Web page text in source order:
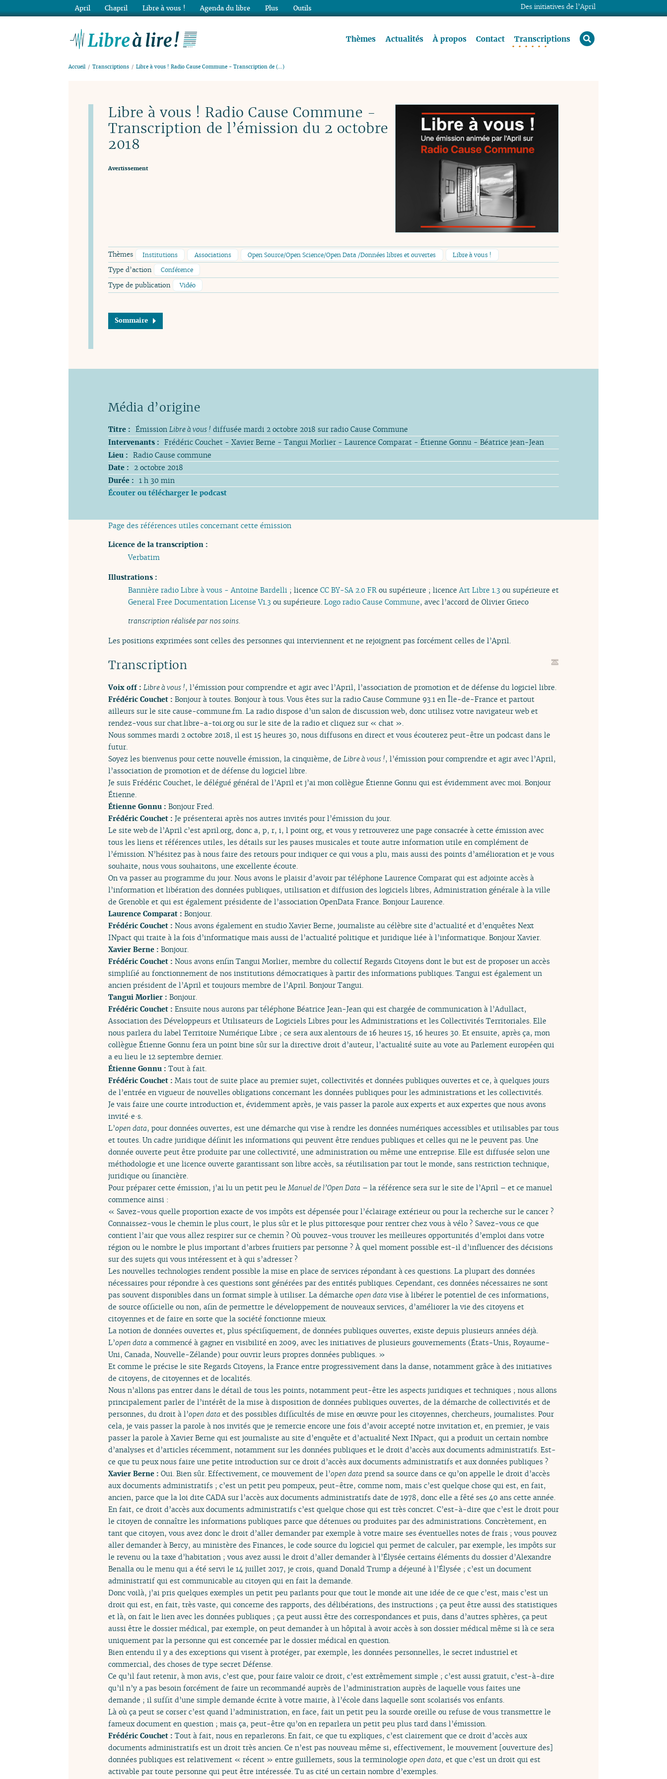
Thèmes Actualités À propos Contact Transcriptions rechercher
Accueil Transcriptions Libre à vous ! Radio Cause Commune - Transcription de (…)
Libre à vous ! Radio Cause Commune -
Transcription de l’émission du 2 octobre
2018
Avertissement
Thèmes Institutions Associations Open Source/Open Science/Open Data /Données libres et ouvertes Libre à vous !
Type d’action Conférence
Type de publication Vidéo
Sommaire
Titre : Émission Libre à vous ! diffusée mardi 2 octobre 2018 sur radio Cause Commune
Intervenants : Frédéric Couchet - Xavier Berne - Tangui Morlier - Laurence Comparat - Étienne Gonnu - Béatrice jean-Jean
Lieu : Radio Cause commune
Date :
2 octobre 2018
Durée : 1 h 30 min
Écouter ou télécharger le podcast
Page des références utiles concernant cette émission
Licence de la transcription :
Verbatim
Illustrations :
Bannière radio Libre à vous - Antoine Bardelli ; licence CC BY-SA 2.0 FR ou supérieure ; licence Art Libre 1.3 ou supérieure et
General Free Documentation License V1.3 ou supérieure. Logo radio Cause Commune, avec l’accord de Olivier Grieco
transcription réalisée par nos soins.
Les positions exprimées sont celles des personnes qui interviennent et ne rejoignent pas forcément celles de l’April.
Transcription
Voix off : Libre à vous !, l’émission pour comprendre et agir avec l’April, l’association de promotion et de défense du logiciel libre.
Frédéric Couchet : Bonjour à toutes. Bonjour à tous. Vous êtes sur la radio Cause Commune 93.1 en Île-de-France et partout
ailleurs sur le site cause-commune.fm. La radio dispose d’un salon de discussion web, donc utilisez votre navigateur web et
rendez-vous sur chat.libre-a-toi.org ou sur le site de la radio et cliquez sur « chat ».
Nous sommes mardi 2 octobre 2018, il est 15 heures 30, nous diffusons en direct et vous écouterez peut-être un podcast dans le
futur.
Soyez les bienvenus pour cette nouvelle émission, la cinquième, de Libre à vous !, l’émission pour comprendre et agir avec l’April,
l’association de promotion et de défense du logiciel libre.
Je suis Frédéric Couchet, le délégué général de l’April et j’ai mon collègue Étienne Gonnu qui est évidemment avec moi. Bonjour
Étienne.
Étienne Gonnu : Bonjour Fred.
Frédéric Couchet : Je présenterai après nos autres invités pour l’émission du jour.
Le site web de l’April c’est april.org, donc a, p, r, i, l point org, et vous y retrouverez une page consacrée à cette émission avec
tous les liens et références utiles, les détails sur les pauses musicales et toute autre information utile en complément de
l’émission. N’hésitez pas à nous faire des retours pour indiquer ce qui vous a plu, mais aussi des points d’amélioration et je vous
souhaite, nous vous souhaitons, une excellente écoute.
On va passer au programme du jour. Nous avons le plaisir d’avoir par téléphone Laurence Comparat qui est adjointe accès à
l’information et libération des données publiques, utilisation et diffusion des logiciels libres, Administration générale à la ville
de Grenoble et qui est également présidente de l’association OpenData France. Bonjour Laurence.
Laurence Comparat : Bonjour.
Frédéric Couchet : Nous avons également en studio Xavier Berne, journaliste au célèbre site d’actualité et d’enquêtes Next
INpact qui traite à la fois d’informatique mais aussi de l’actualité politique et juridique liée à l’informatique. Bonjour Xavier.
Xavier Berne : Bonjour.
Frédéric Couchet : Nous avons enfin Tangui Morlier, membre du collectif Regards Citoyens dont le but est de proposer un accès
simplifié au fonctionnement de nos institutions démocratiques à partir des informations publiques. Tangui est également un
ancien président de l’April et toujours membre de l’April. Bonjour Tangui.
Tangui Morlier : Bonjour.
Frédéric Couchet : Ensuite nous aurons par téléphone Béatrice Jean-Jean qui est chargée de communication à l’Adullact,
Association des Développeurs et Utilisateurs de Logiciels Libres pour les Administrations et les Collectivités Territoriales. Elle
nous parlera du label Territoire Numérique Libre ; ce sera aux alentours de 16 heures 15, 16 heures 30. Et ensuite, après ça, mon
collègue Étienne Gonnu fera un point bine sûr sur la directive droit d’auteur, l’actualité suite au vote au Parlement européen qui
a eu lieu le 12 septembre dernier.
Étienne Gonnu : Tout à fait.
Frédéric Couchet : Mais tout de suite place au premier sujet, collectivités et données publiques ouvertes et ce, à quelques jours
de l’entrée en vigueur de nouvelles obligations concernant les données publiques pour les administrations et les collectivités.
Je vais faire une courte introduction et, évidemment après, je vais passer la parole aux experts et aux expertes que nous avons
invité·e·s.
L’open data, pour données ouvertes, est une démarche qui vise à rendre les données numériques accessibles et utilisables par tous
et toutes. Un cadre juridique définit les informations qui peuvent être rendues publiques et celles qui ne le peuvent pas. Une
donnée ouverte peut être produite par une collectivité, une administration ou même une entreprise. Elle est diffusée selon une
méthodologie et une licence ouverte garantissant son libre accès, sa réutilisation par tout le monde, sans restriction technique,
juridique ou financière.
Pour préparer cette émission, j’ai lu un petit peu leManuel de l’Open Data – la référence sera sur le site de l’April – et ce manuel
commence ainsi :
« Savez-vous quelle proportion exacte de vos impôts est dépensée pour l’éclairage extérieur ou pour la recherche sur le cancer ?
Connaissez-vous le chemin le plus court, le plus sûr et le plus pittoresque pour rentrer chez vous à vélo ? Savez-vous ce que
contient l’air que vous allez respirer sur ce chemin ? Où pouvez-vous trouver les meilleures opportunités d’emploi dans votre
région ou le nombre le plus important d’arbres fruitiers par personne ? À quel moment possible est-il d’influencer des décisions
sur des sujets qui vous intéressent et à qui s’adresser ?
Les nouvelles technologies rendent possible la mise en place de services répondant à ces questions. La plupart des données
nécessaires pour répondre à ces questions sont générées par des entités publiques. Cependant, ces données nécessaires ne sont
pas souvent disponibles dans un format simple à utiliser. La démarche open data vise à libérer le potentiel de ces informations,
de source officielle ou non, afin de permettre le développement de nouveaux services, d’améliorer la vie des citoyens et
citoyennes et de faire en sorte que la société fonctionne mieux.
La notion de données ouvertes et, plus spécifiquement, de données publiques ouvertes, existe depuis plusieurs années déjà.
L’open data a commencé à gagner en visibilité en 2009, avec les initiatives de plusieurs gouvernements (États-Unis, Royaume-
Uni, Canada, Nouvelle-Zélande) pour ouvrir leurs propres données publiques. »
Et comme le précise le site Regards Citoyens, la France entre progressivement dans la danse, notamment grâce à des initiatives
de citoyens, de citoyennes et de localités.
Nous n’allons pas entrer dans le détail de tous les points, notamment peut-être les aspects juridiques et techniques ; nous allons
principalement parler de l’intérêt de la mise à disposition de données publiques ouvertes, de la démarche de collectivités et de
personnes, du droit à l’open data et des possibles difficultés de mise en œuvre pour les citoyennes, chercheurs, journalistes. Pour
cela, je vais passer la parole à nos invités que je remercie encore une fois d’avoir accepté notre invitation et, en premier, je vais
passer la parole à Xavier Berne qui est journaliste au site d’enquête et d’actualité Next INpact, qui a produit un certain nombre
d’analyses et d’articles récemment, notamment sur les données publiques et le droit d’accès aux documents administratifs. Est-
ce que tu peux nous faire une petite introduction sur ce droit d’accès aux documents administratifs et aux données publiques ?
Xavier Berne : Oui. Bien sûr. Effectivement, ce mouvement de l’open data prend sa source dans ce qu’on appelle le droit d’accès
aux documents administratifs ; c’est un petit peu pompeux, peut-être, comme nom, mais c’est quelque chose qui est, en fait,
ancien, parce que la loi dite CADA sur l’accès aux documents administratifs date de 1978, donc elle a fêté ses 40 ans cette année.
En fait, ce droit d’accès aux documents administratifs c’est quelque chose qui est très concret. C’est-à-dire que c’est le droit pour
le citoyen de connaître les informations publiques parce que détenues ou produites par des administrations. Concrètement, en
tant que citoyen, vous avez donc le droit d’aller demander par exemple à votre maire ses éventuelles notes de frais ; vous pouvez
aller demander à Bercy, au ministère des Finances, le code source du logiciel qui permet de calculer, par exemple, les impôts sur
le revenu ou la taxe d’habitation ; vous avez aussi le droit d’aller demander à l’Élysée certains éléments du dossier d’Alexandre
Benalla ou le menu qui a été servi le 14 juillet 2017, je crois, quand Donald Trump a déjeuné à l’Élysée ; c’est un document
administratif qui est communicable au citoyen qui en fait la demande.
Donc voilà, j’ai pris quelques exemples un petit peu parlants pour que tout le monde ait une idée de ce que c’est, mais c’est un
droit qui est, en fait, très vaste, qui concerne des rapports, des délibérations, des instructions ; ça peut être aussi des statistiques
et là, on fait le lien avec les données publiques ; ça peut aussi être des correspondances et puis, dans d’autres sphères, ça peut
aussi être le dossier médical, par exemple, on peut demander à un hôpital à avoir accès à son dossier médical même si là ce sera
uniquement par la personne qui est concernée par le dossier médical en question.
Bien entendu il y a des exceptions qui visent à protéger, par exemple, les données personnelles, le secret industriel et
commercial, des choses de type secret Défense.
Ce qu’il faut retenir, à mon avis, c’est que, pour faire valoir ce droit, c’est extrêmement simple ; c’est aussi gratuit, c’est-à-dire
qu’il n’y a pas besoin forcément de faire un recommandé auprès de l’administration auprès de laquelle vous faites une
demande ; il suffit d’une simple demande écrite à votre mairie, à l’école dans laquelle sont scolarisés vos enfants.
Là où ça peut se corser c’est quand l’administration, en face, fait un petit peu la sourde oreille ou refuse de vous transmettre le
fameux document en question ; mais ça, peut-être qu’on en reparlera un petit peu plus tard dans l’émission.
Frédéric Couchet : Tout à fait, nous en reparlerons. En fait, ce que tu expliques, c’est clairement que ce droit d’accès aux
documents administratifs est un droit très ancien. Ce n’est pas nouveau même si, effectivement, le mouvement [ouverture des]
données publiques est relativement « récent » entre guillemets, sous la terminologie open data, et que c’est un droit qui est
activable par toute personne qui peut être intéressée. Tu as cité un certain nombre d’exemples.
Des initiatives de l’April
April Chapril Libre à vous ! Agenda du libre Plus Outils